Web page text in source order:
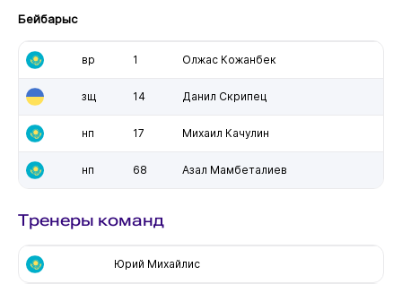
Бейбарыс
вр 1 Олжас Кожанбек
зщ 14 Данил Скрипец
нп 17 Михаил Качулин
нп 68 Азал Мамбеталиев
Тренеры команд
Юрий Михайлис